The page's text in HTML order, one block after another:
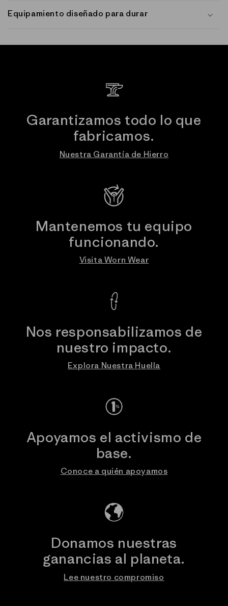
Equipamiento diseñado para durar
Garantizamos todo lo que
fabricamos.
Nuestra Garantía de Hierro
Mantenemos tu equipo
funcionando.
Visita Worn Wear
Nos responsabilizamos de
nuestro impacto.
Explora Nuestra Huella
Apoyamos el activismo de
base.
Conoce a quién apoyamos
Donamos nuestras
ganancias al planeta.
Lee nuestro compromiso